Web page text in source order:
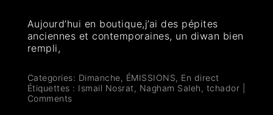
Aujourd’hui en boutique,j’ai des pépites
anciennes et contemporaines, un diwan bien
rempli,
Categories: Dimanche, ÉMISSIONS, En direct
Étiquettes : Ismail Nosrat , Nagham Saleh , tchador
Comments